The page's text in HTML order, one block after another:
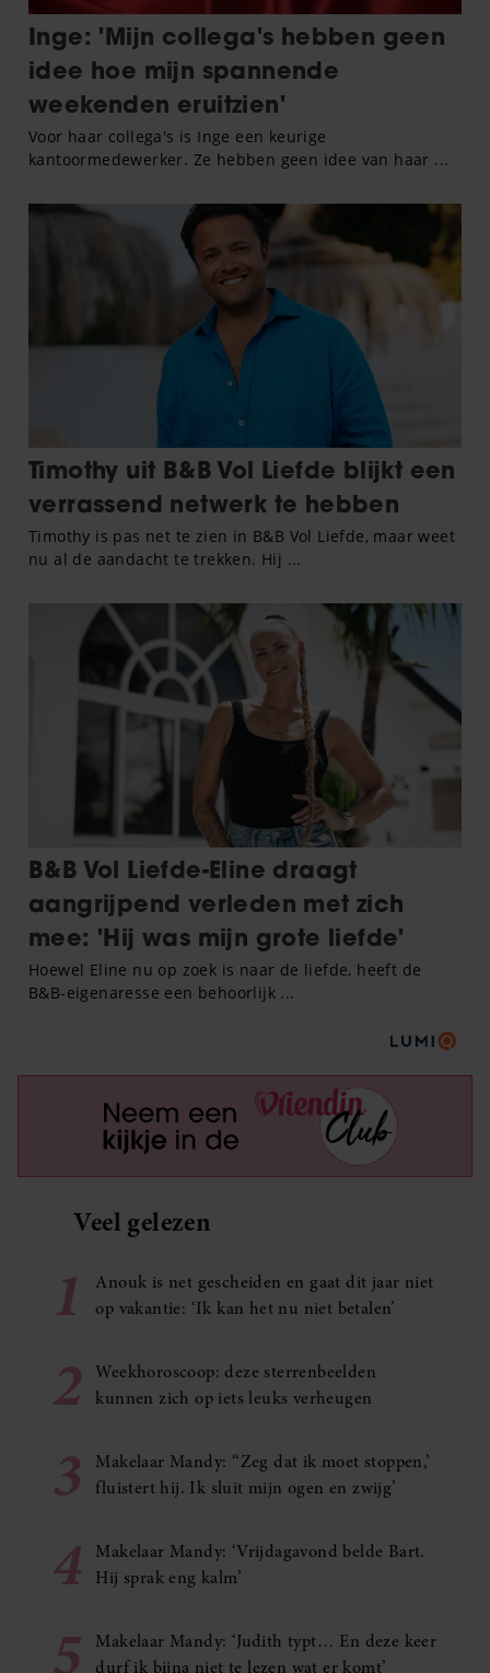
Veel gelezen
1
Anouk is net gescheiden en gaat dit jaar niet
op vakantie: ‘Ik kan het nu niet betalen’
2
Weekhoroscoop: deze sterrenbeelden
kunnen zich op iets leuks verheugen
3
Makelaar Mandy: ‘‘Zeg dat ik moet stoppen,’
fluistert hij. Ik sluit mijn ogen en zwijg’
4
Makelaar Mandy: ‘Vrijdagavond belde Bart.
Hij sprak eng kalm’
5
Makelaar Mandy: ‘Judith typt… En deze keer
durf ik bijna niet te lezen wat er komt’